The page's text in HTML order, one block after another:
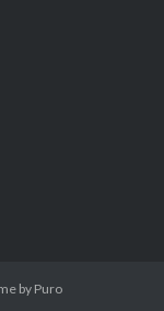
by Puro